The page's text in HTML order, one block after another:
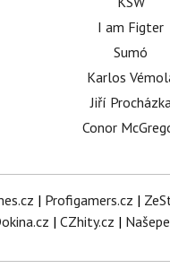
I am Figter
Sumó
Karlos
Jiří
Conor
| Profigamers.cz |
| CZhity.cz |